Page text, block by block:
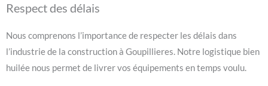
Respect des délais
Nous comprenons l’importance de respecter les délais dans
l’industrie de la construction à Goupillieres. Notre logistique bien
huilée nous permet de livrer vos équipements en temps voulu.